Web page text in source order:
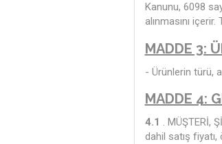
Kanunu, 6098
alınmasını
MADDE 3:
- Ürünlerin türü,
MADDE 4:
4.1 . MÜŞTERİ,
dahil satış